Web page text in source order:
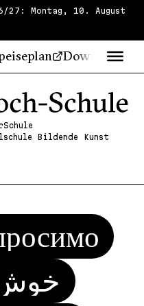
27: Montag, 10. August
Downloads
Bildende Kunst
خوش